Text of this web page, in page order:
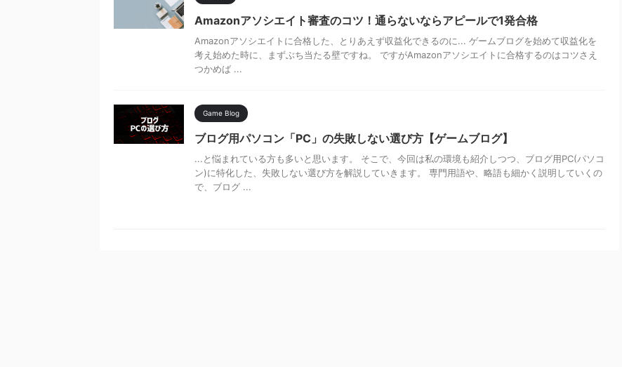
Amazonアソシエイト審査のコツ！通らないならアピールで1発合格
Amazonアソシエイトに合格した、とりあえず収益化できるのに... ゲームブログを始めて収益化を
考え始めた時に、まずぶち当たる壁ですね。 ですがAmazonアソシエイトに合格するのはコツさえ
つかめば ...
Game Blog
ブログ用パソコン「PC」の失敗しない選び方【ゲームブログ】
...と悩まれている方も多いと思います。 そこで、今回は私の環境も紹介しつつ、ブログ用PC(パソコ
ン)に特化した、失敗しない選び方を解説していきます。 専門用語や、略語も細かく説明していくの
で、ブログ ...